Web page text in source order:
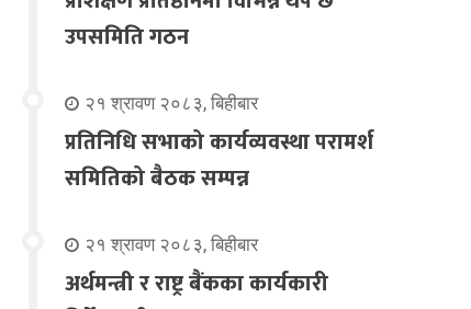
उपसमिति गठन
२१ श्रावण २०८३, बिहीबार
प्रतिनिधि सभाको कार्यव्यवस्था परामर्श
समितिको बैठक सम्पन्न
२१ श्रावण २०८३, बिहीबार
अर्थमन्त्री र राष्ट्र बैंकका कार्यकारी